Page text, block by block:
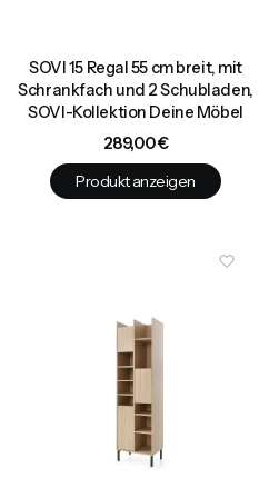
SOVI 15 Regal 55 cm breit, mit
Schrankfach und 2 Schubladen,
SOVI-Kollektion Deine Möbel
Preis
289,00 €
Produkt anzeigen